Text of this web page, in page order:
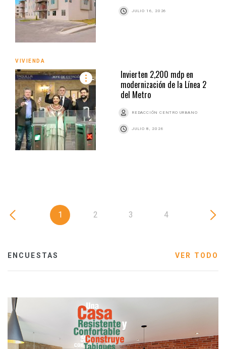
JULIO 16, 2026
VIVIENDA
Invierten 2,200 mdp en
modernización de la Línea 2
del Metro
REDACCIÓN CENTRO URBANO
JULIO 8, 2026
1 2 3 4
ENCUESTAS VER TODO